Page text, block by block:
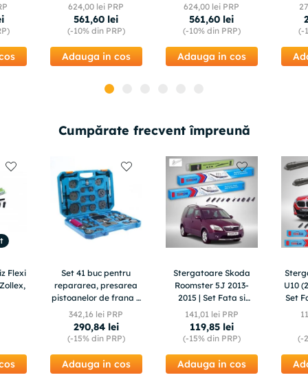
624,00 lei PRP
561,60 lei
(-10%din PRP)
Adauga in cos
624,00 lei PRP
561,60 lei
(-10%din PRP)
Adauga in cos
(-
Cumpărate frecvent împreună
Flexi
Set 41 buc pentru
repararea, presarea
pistoanelor de frana +
valiza, TA1374
342,16 lei PRP
290,84 lei
(-15%din PRP)
Adauga in cos
Stergatoare Skoda
Roomster 5J 2013-
2015 | Set Fata si
Spate Flat – TeamCar®
141,01lei PRP
119,85 lei
(-15%din PRP)
Adauga in cos
U10
Set
(-